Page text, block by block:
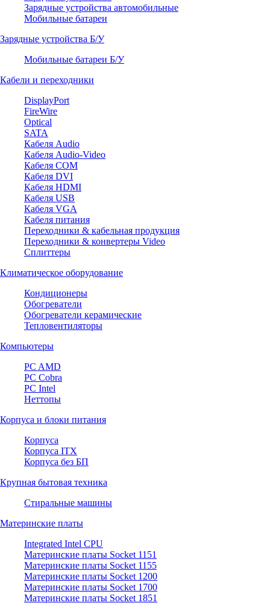
Зарядные устройства автомобильные
Мобильные батареи
Зарядные устройства Б/У
Мобильные батареи Б/У
Кабели и переходники
DisplayPort
FireWire
Optical
SATA
Кабеля Audio
Кабеля Audio-Video
Кабеля COM
Кабеля DVI
Кабеля HDMI
Кабеля USB
Кабеля VGA
Кабеля питания
Переходники & кабельная продукция
Переходники & конвертеры Video
Сплиттеры
Климатическое оборудование
Кондиционеры
Обогреватели
Обогреватели керамические
Тепловентиляторы
Компьютеры
PC AMD
PC Cobra
PC Intel
Неттопы
Корпуса и блоки питания
Корпуса
Корпуса ITX
Корпуса без БП
Крупная бытовая техника
Стиральные машины
Материнские платы
Integrated Intel CPU
Материнские платы Socket 1151
Материнские платы Socket 1155
Материнские платы Socket 1200
Материнские платы Socket 1700
Материнские платы Socket 1851